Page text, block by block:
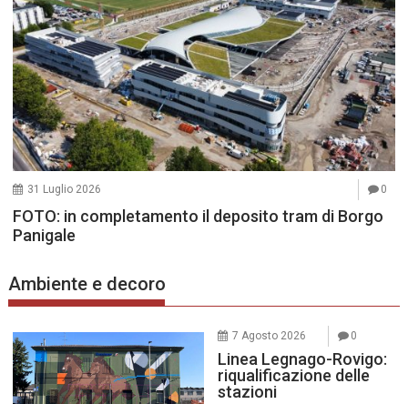
31 Luglio 2026 0
FOTO: in completamento il deposito tram di Borgo
Panigale
Ambiente e decoro
7 Agosto 2026 0
Linea Legnago-Rovigo:
riqualificazione delle
stazioni